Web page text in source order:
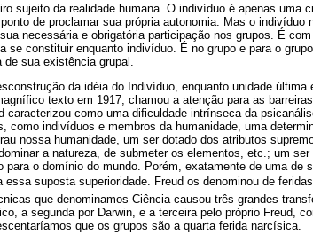
sujeito da realidade humana. O indivíduo é apenas uma
de proclamar sua própria autonomia. Mas o
necessária e obrigatória participação nos grupos. É
se constituir enquanto indivíduo. É no grupo e para o
sua existência grupal.
da idéia do Indivíduo, enquanto unidade
texto em 1917, chamou a atenção para as
caracterizou como uma dificuldade intrínseca da
como indivíduos e membros da humanidade, uma
nossa humanidade, um ser dotado dos atributos
a natureza, de submeter os elementos, etc.; um
para o domínio do mundo. Porém, exatamente de uma de
suposta superioridade. Freud os denominou de
que denominamos Ciência causou três grandes
a segunda por Darwin, e a terceira pelo próprio Freud,
que os grupos são a quarta ferida narcísica.